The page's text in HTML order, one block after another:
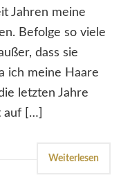
Jahren meine
Befolge so viele
dass sie
ich meine Haare
letzten Jahre
auf […]
Weiterlesen